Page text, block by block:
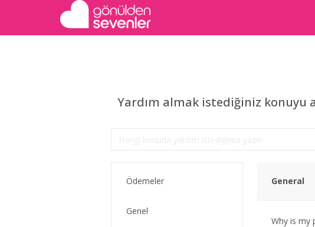
Yardım almak istediğiniz konuyu
Ödemeler
Genel
General
Why is my